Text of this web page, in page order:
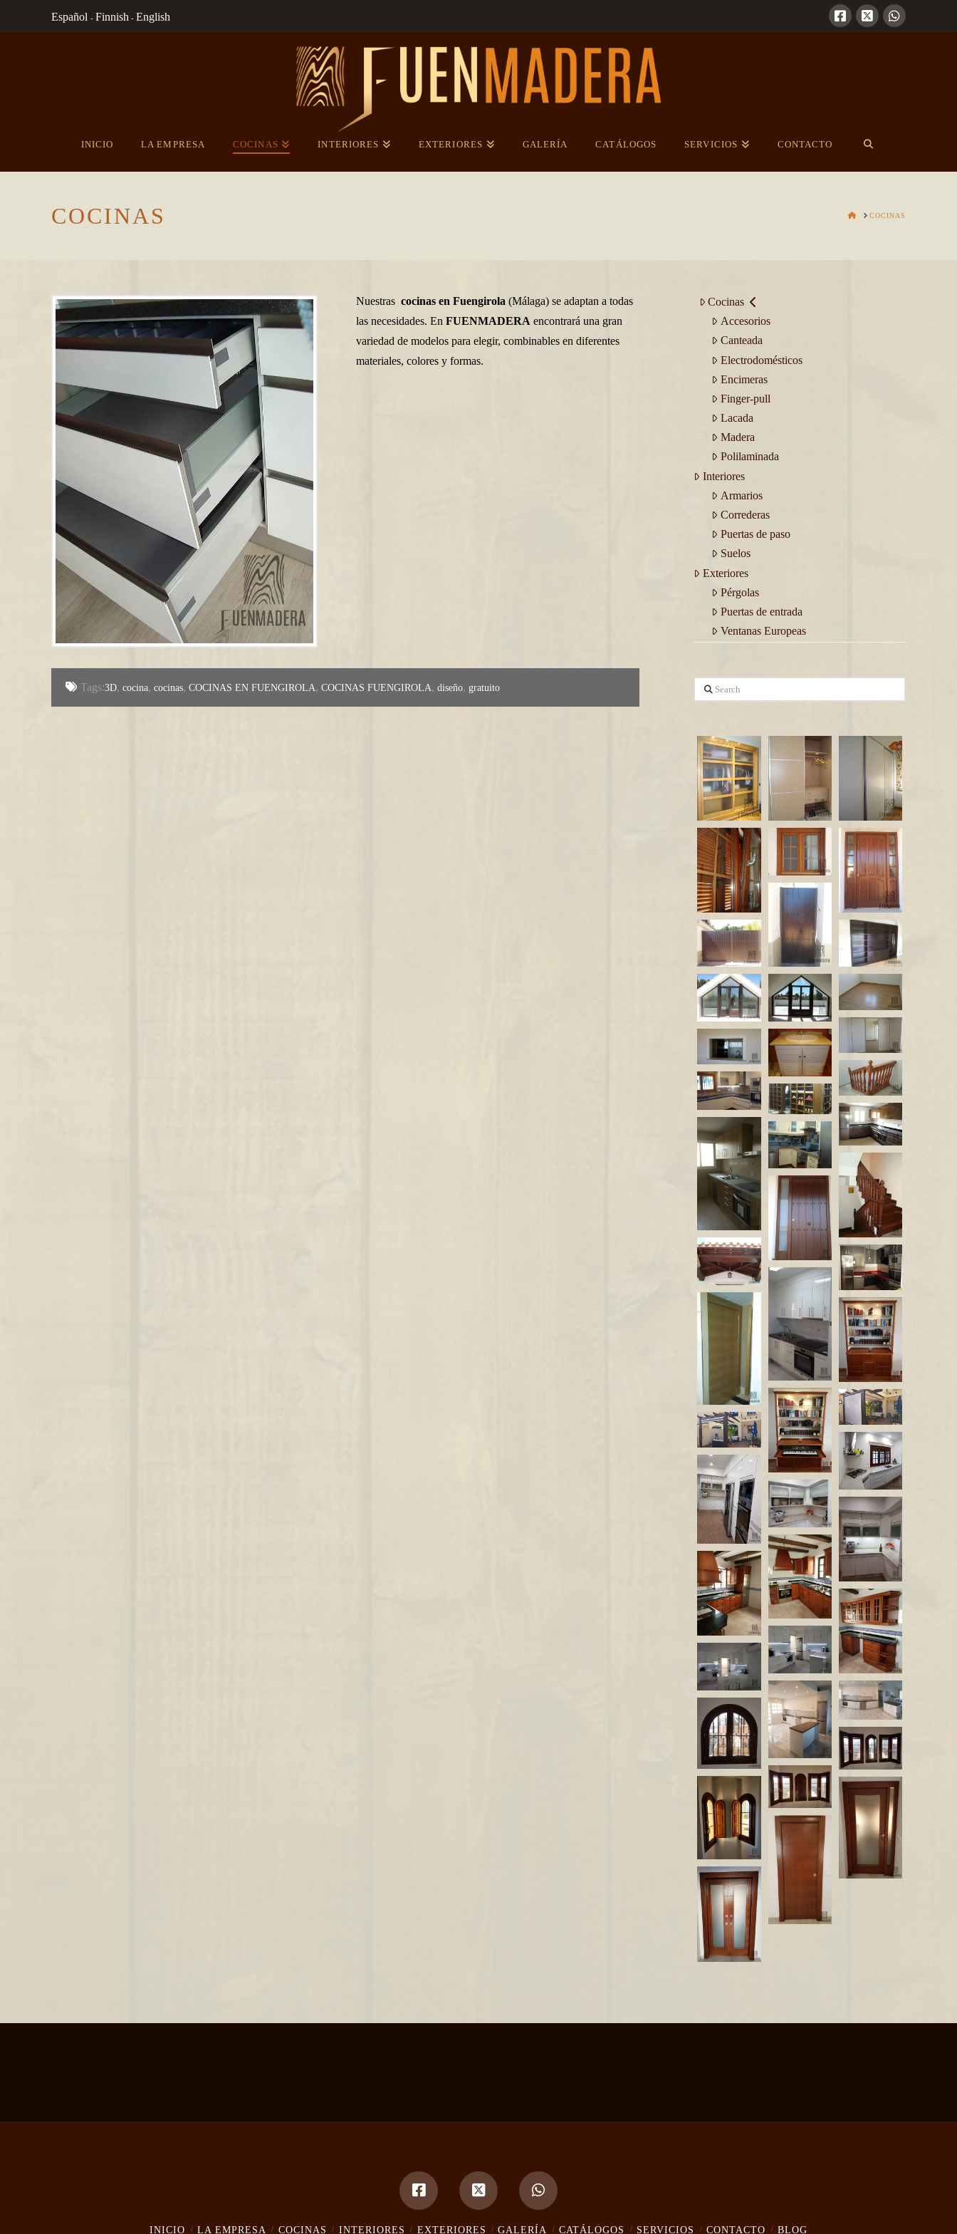
Español - Finnish - English
INICIO LA EMPRESA COCINAS INTERIORES EXTERIORES GALERÍA CATÁLOGOS SERVICIOS CONTACTO
COCINAS HOMECOCINAS
Nuestras cocinas en Fuengirola (Málaga) se adaptan a todas
las necesidades. En FUENMADERA encontrará una gran
variedad de modelos para elegir, combinables en diferentes
materiales, colores y formas.
Tags:3D, cocina, cocinas, COCINAS EN FUENGIROLA, COCINAS FUENGIROLA, diseño, gratuito
Cocinas
Accesorios
Canteada
Electrodomésticos
Encimeras
Finger-pull
Lacada
Madera
Polilaminada
Interiores
Armarios
Correderas
Puertas de paso
Suelos
Exteriores
Pérgolas
Puertas de entrada
Ventanas Europeas
Search
INICIO LA EMPRESA COCINAS INTERIORES EXTERIORES GALERÍA CATÁLOGOS SERVICIOS CONTACTO BLOG